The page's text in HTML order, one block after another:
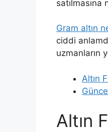
satılmasına
Gram altın
ciddi
uzmanların
Altın
Altın